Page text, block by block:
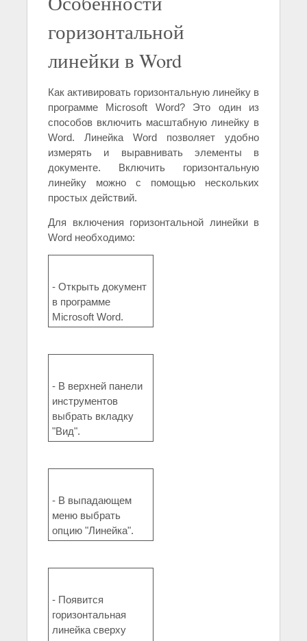
горизонтальной
линейки в Word
Как активировать горизонтальную линейку в
программе Microsoft Word? Это один из
способов включить масштабную линейку в
Word. Линейка Word позволяет удобно
измерять и выравнивать элементы в
документе. Включить горизонтальную
линейку можно с помощью нескольких
простых действий.
Для включения горизонтальной линейки в
Word необходимо:
- Открыть документ
в программе
Microsoft Word.
- В верхней панели
инструментов
выбрать вкладку
"Вид".
- В выпадающем
меню выбрать
опцию "Линейка".
- Появится
горизонтальная
линейка сверху